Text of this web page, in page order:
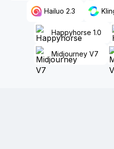
Hailuo 2.3
Happyhorse 1.0
Midjourney V7